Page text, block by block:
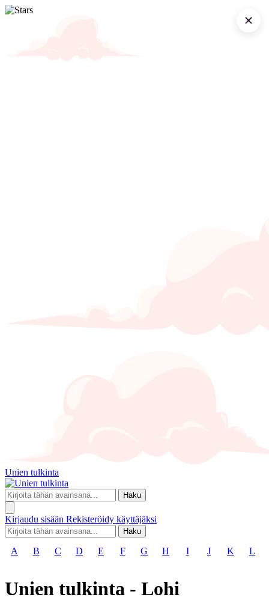
Unien tulkinta
Haku
Kirjaudu sisään Rekisteröidy käyttäjäksi
Haku
A B C D E F G H I J K L
Unien tulkinta - Lohi